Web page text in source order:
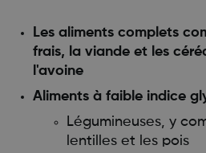
Les aliments complets
frais, la viande et les
l'avoine
Aliments à faible indice
Légumineuses, y
lentilles et les pois